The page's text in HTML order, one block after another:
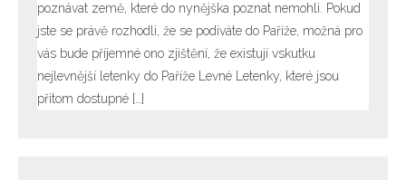
poznávat země, které do nynějška poznat nemohli. Pokud
jste se právě rozhodli, že se podíváte do Paříže, možná pro
vás bude příjemné ono zjištění, že existují vskutku
nejlevnější letenky do Paříže Levné Letenky, které jsou
přitom dostupné […]